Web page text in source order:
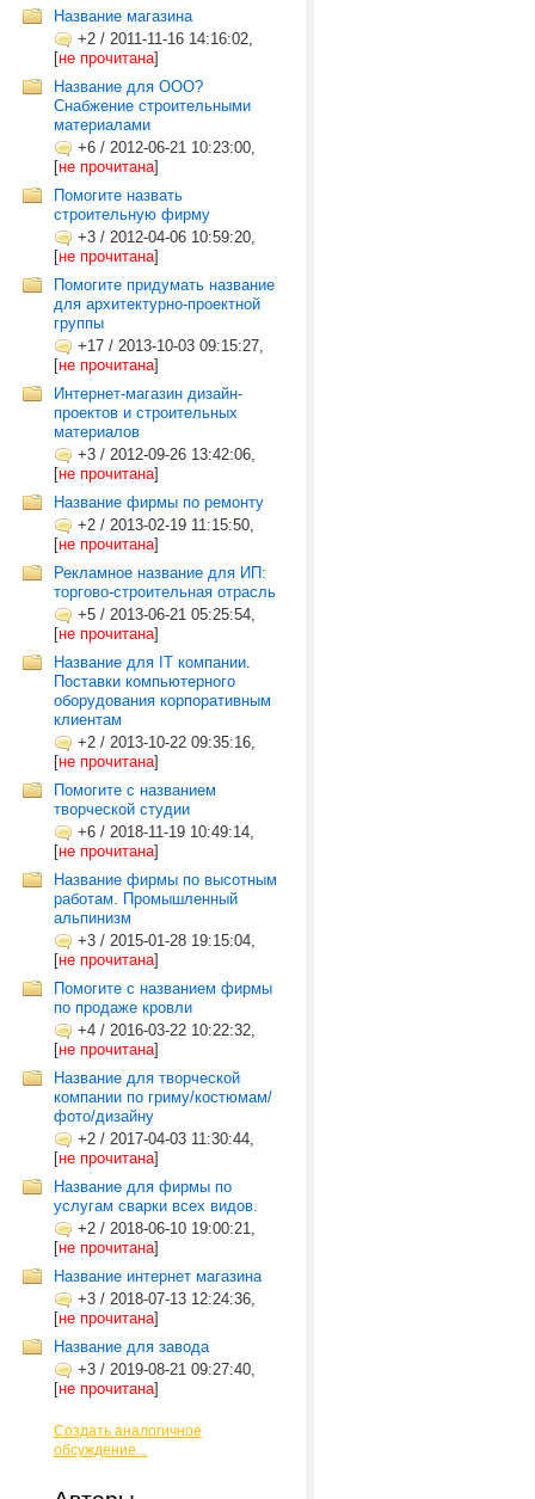
Название магазина
+2 / 2011-11-16 14:16:02,
[не прочитана]
Название для ООО?
Снабжение строительными
материалами
+6 / 2012-06-21 10:23:00,
[не прочитана]
Помогите назвать
строительную фирму
+3 / 2012-04-06 10:59:20,
[не прочитана]
Помогите придумать название
для архитектурно-проектной
группы
+17 / 2013-10-03 09:15:27,
[не прочитана]
Интернет-магазин дизайн-
проектов и строительных
материалов
+3 / 2012-09-26 13:42:06,
[не прочитана]
Название фирмы по ремонту
+2 / 2013-02-19 11:15:50,
[не прочитана]
Рекламное название для ИП:
торгово-строительная отрасль
+5 / 2013-06-21 05:25:54,
[не прочитана]
Название для IT компании.
Поставки компьютерного
оборудования корпоративным
клиентам
+2 / 2013-10-22 09:35:16,
[не прочитана]
Помогите с названием
творческой студии
+6 / 2018-11-19 10:49:14,
[не прочитана]
Название фирмы по высотным
работам. Промышленный
альпинизм
+3 / 2015-01-28 19:15:04,
[не прочитана]
Помогите с названием фирмы
по продаже кровли
+4 / 2016-03-22 10:22:32,
[не прочитана]
Название для творческой
компании по гриму/костюмам/
фото/дизайну
+2 / 2017-04-03 11:30:44,
[не прочитана]
Название для фирмы по
услугам сварки всех видов.
+2 / 2018-06-10 19:00:21,
[не прочитана]
Название интернет магазина
+3 / 2018-07-13 12:24:36,
[не прочитана]
Название для завода
+3 / 2019-08-21 09:27:40,
[не прочитана]
Создать аналогичное
обсуждение...